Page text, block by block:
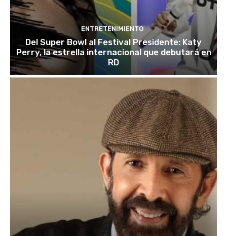
ENTRETENIMIENTO
Del Super Bowl al Festival Presidente: Katy
Perry, la estrella internacional que debutará en
RD